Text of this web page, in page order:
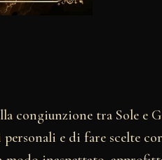
congiunzione tra Sole e
e di fare scelte